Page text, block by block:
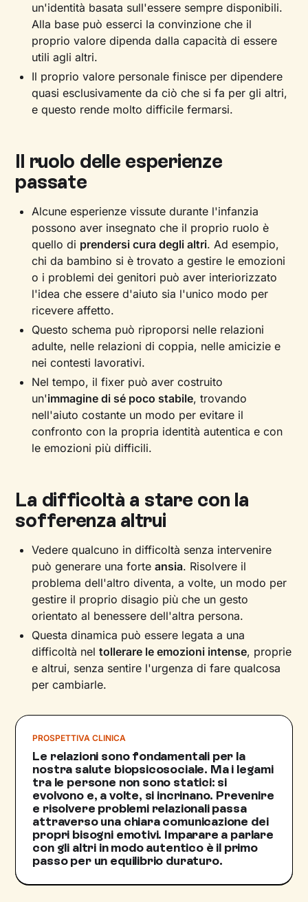
un'identità basata sull'essere sempre disponibili.
Alla base può esserci la convinzione che il
proprio valore dipenda dalla capacità di essere
utili agli altri.
Il proprio valore personale finisce per dipendere
quasi esclusivamente da ciò che si fa per gli altri,
e questo rende molto difficile fermarsi.
Il ruolo delle esperienze
passate
Alcune esperienze vissute durante l'infanzia
possono aver insegnato che il proprio ruolo è
quello di prendersi cura degli altri. Ad esempio,
chi da bambino si è trovato a gestire le emozioni
o i problemi dei genitori può aver interiorizzato
l'idea che essere d'aiuto sia l'unico modo per
ricevere affetto.
Questo schema può riproporsi nelle relazioni
adulte, nelle relazioni di coppia, nelle amicizie e
nei contesti lavorativi.
Nel tempo, il fixer può aver costruito
un'immagine di sé poco stabile, trovando
nell'aiuto costante un modo per evitare il
confronto con la propria identità autentica e con
le emozioni più difficili.
La difficoltà a stare con la
sofferenza altrui
Vedere qualcuno in difficoltà senza intervenire
può generare una forteansia. Risolvere il
problema dell'altro diventa, a volte, un modo per
gestire il proprio disagio più che un gesto
orientato al benessere dell'altra persona.
Questa dinamica può essere legata a una
difficoltà neltollerare le emozioni intense, proprie
e altrui, senza sentire l'urgenza di fare qualcosa
per cambiarle.
PROSPETTIVA CLINICA
Le relazioni sono fondamentali per la
nostra salute biopsicosociale. Ma i legami
tra le persone non sono statici: si
evolvono e, a volte, si incrinano. Prevenire
e risolvere problemi relazionali passa
attraverso una chiara comunicazione dei
propri bisogni emotivi. Imparare a parlare
con gli altri in modo autentico è il primo
passo per un equilibrio duraturo.